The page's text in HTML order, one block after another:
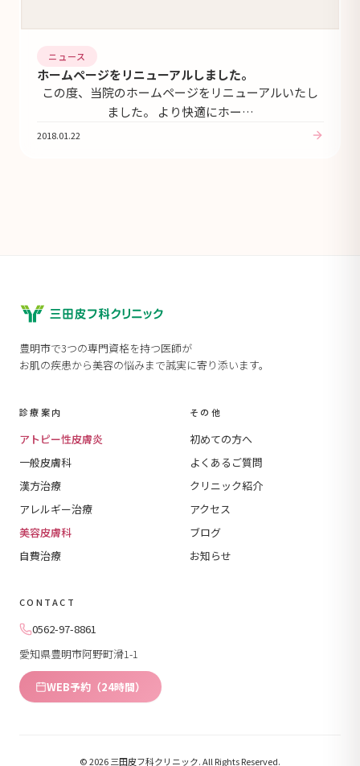
ニュース
ホームページをリニューアルしました。
この度、当院のホームページをリニューアルいたし
ました。 より快適にホー…
2018.01.22
豊明市で3つの専門資格を持つ医師が
お肌の疾患から美容の悩みまで誠実に寄り添います。
診療案内
アトピー性皮膚炎
一般皮膚科
漢方治療
アレルギー治療
美容皮膚科
自費治療
その他
初めての方へ
よくあるご質問
クリニック紹介
アクセス
ブログ
お知らせ
CONTACT
0562-97-8861
愛知県豊明市阿野町滑1-1
WEB予約（24時間）
© 2026 三田皮フ科クリニック. All Rights Reserved.